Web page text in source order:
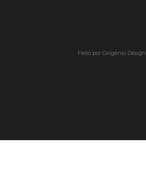
Feito por Oxigênio Design